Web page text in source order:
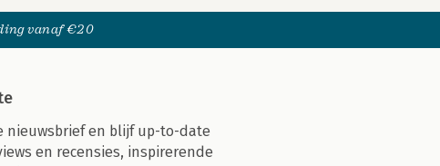
vanaf €20
nieuwsbrief en blijf up-to-date
en recensies, inspirerende